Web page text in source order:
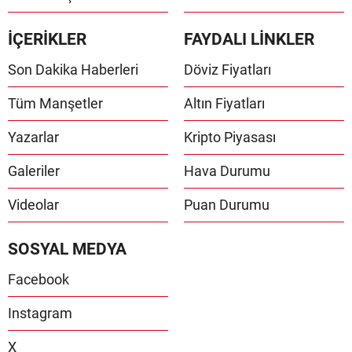
İÇERİKLER
Son Dakika Haberleri
Tüm Manşetler
Yazarlar
Galeriler
Videolar
FAYDALI LİNKLER
Döviz Fiyatları
Altın Fiyatları
Kripto Piyasası
Hava Durumu
Puan Durumu
SOSYAL MEDYA
Facebook
Instagram
X